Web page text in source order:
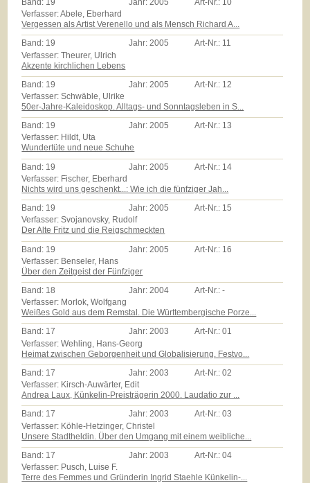
Band: 19 Jahr:2005 Art-Nr.: 10
Verfasser: Abele, Eberhard
Vergessen als Artist Verenello und als Mensch Richard A...
Band: 19 Jahr:2005 Art-Nr.: 11
Verfasser: Theurer, Ulrich
Akzente kirchlichen Lebens
Band: 19 Jahr:2005 Art-Nr.: 12
Verfasser: Schwäble, Ulrike
50er-Jahre-Kaleidoskop. Alltags- und Sonntagsleben in S...
Band: 19 Jahr:2005 Art-Nr.: 13
Verfasser: Hildt, Uta
Wundertüte und neue Schuhe
Band: 19 Jahr: 2005 Art-Nr.: 14
Verfasser: Fischer, Eberhard
Nichts wird uns geschenkt...: Wie ich die fünfziger Jah...
Band: 19 Jahr:2005 Art-Nr.: 15
Verfasser: Svojanovsky, Rudolf
Der Alte Fritz und die Reigschmeckten
Band: 19 Jahr: 2005 Art-Nr.: 16
Verfasser: Benseler, Hans
Über den Zeitgeist der Fünfziger
Band: 18 Jahr:2004 Art-Nr.:-
Verfasser: Morlok, Wolfgang
Weißes Gold aus dem Remstal. Die Württembergische Porze...
Band: 17 Jahr:2003 Art-Nr.:01
Verfasser: Wehling, Hans-Georg
Heimat zwischen Geborgenheit und Globalisierung. Festvo...
Band: 17 Jahr:2003 Art-Nr.:02
Verfasser: Kirsch-Auwärter, Edit
Andrea Laux, Künkelin-Preisträgerin 2000. Laudatio zur ...
Band: 17 Jahr:2003 Art-Nr.:03
Verfasser: Köhle-Hetzinger, Christel
Unsere Stadtheldin. Über den Umgang mit einem weibliche...
Band: 17 Jahr: 2003 Art-Nr.:04
Verfasser: Pusch, Luise F.
Terre des Femmes und Gründerin Ingrid Staehle Künkelin-...